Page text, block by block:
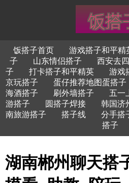
饭搭子首页 游戏搭子和平精
子
山东情侣搭子 西安去
子
打卡搭子和平精英 游戏
京玩搭子
蛋仔推荐地图蛋搭子
海酒搭子
刷外墙搭子 五一
游搭子
圆搭子焊接 韩国济
南旅游搭子
搭子线 分手搭
搭子
湖南郴州聊天搭